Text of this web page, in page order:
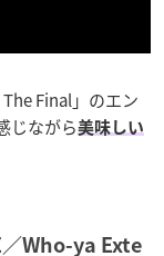
Final」のエン
じながら美味しい
Who-ya Exte